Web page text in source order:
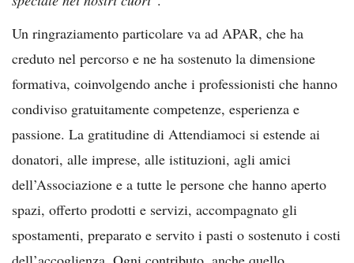
Un ringraziamento particolare va ad APAR, che ha
creduto nel percorso e ne ha sostenuto la dimensione
formativa, coinvolgendo anche i professionisti che hanno
condiviso gratuitamente competenze, esperienza e
passione. La gratitudine di Attendiamoci si estende ai
donatori, alle imprese, alle istituzioni, agli amici
dell’Associazione e a tutte le persone che hanno aperto
spazi, offerto prodotti e servizi, accompagnato gli
spostamenti, preparato e servito i pasti o sostenuto i costi